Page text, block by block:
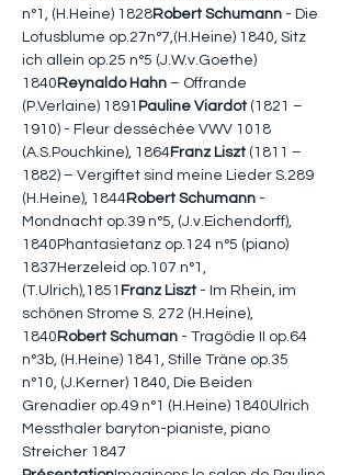
n°1, (H.Heine) 1828Robert Schumann - Die
Lotusblume op.27n°7,(H.Heine) 1840, Sitz
ich allein op.25 n°5 (J.W.v.Goethe)
1840 Reynaldo Hahn – Offrande
(P.Verlaine) 1891 Pauline Viardot (1821 –
1910) - Fleur desséchée VWV 1018
(A.S.Pouchkine), 1864Franz Liszt (1811 –
1882) – Vergiftet sind meine Lieder S.289
(H.Heine), 1844Robert Schumann -
Mondnacht op.39 n°5, (J.v.Eichendorff),
1840Phantasietanz op.124 n°5 (piano)
1837Herzeleid op.107 n°1,
(T.Ulrich),1851 Franz Liszt - Im Rhein, im
schönen Strome S. 272 (H.Heine),
1840 Robert Schuman - Tragödie II op.64
n°3b, (H.Heine) 1841, Stille Träne op.35
n°10, (J.Kerner) 1840, Die Beiden
Grenadier op.49 n°1 (H.Heine) 1840Ulrich
Messthaler baryton-pianiste, piano
Streicher 1847